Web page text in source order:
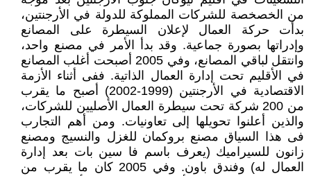
من الخصخصة للشركات المملوكة للدولة في الأرجنتين،
بدأت حركة العمال لإعلان السيطرة على المصانع
وإدراتها بصورة جماعية. وقد بدأ الأمر في مصنع واحد،
وانتقل لباقي المصانع، وفي 2005 أصبحت أغلب المصانع
في الأقليم تحت إدارة العمال الذاتية. ففى أثناء الأزمة
الاقتصادية في الأرجنتين (1999-2002) أصبح ما يقرب
من 200 شركة تحت سيطرة العمال الأصليين للشركات،
والذين أعلنوا تحويلها إلى تعاونيات. ومن أهم التجارب
فى هذا السياق مصنع بروكمان للغزل والنسيج ومصنع
زانون للسيراميك (يعرف باسم فا سين بات بعد إدارة
العمال له) وفندق باون. وفي 2005 كان ما يقرب من